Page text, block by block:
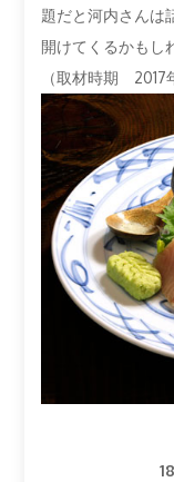
題だと河内さんは
開けてくるかもし
（取材時期 2017